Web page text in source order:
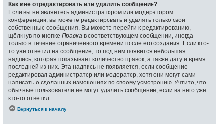
Как мне отредактировать или удалить сообщение?
Если вы не являетесь администратором или модератором
конференции, вы можете редактировать и удалять только свои
собственные сообщения. Вы можете перейти к редактированию,
щёлкнув по кнопке Правка в соответствующем сообщении, иногда
только в течение ограниченного времени после его создания. Если кто-
то уже ответил на сообщение, то под ним появится небольшая
надпись, которая показывает количество правок, а также дату и время
последней из них. Эта надпись не появляется, если сообщение
редактировал администратор или модератор, хотя они могут сами
написать о сделанных изменениях по своему усмотрению. Учтите, что
обычные пользователи не могут удалить сообщение, если на него уже
кто-то ответил.
Вернуться к началу